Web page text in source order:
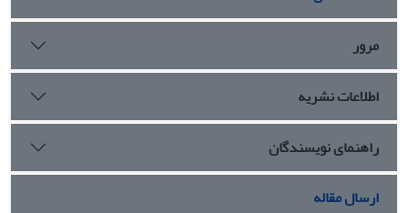
مرور
اطلاعات نشریه
راهنمای نویسندگان
ارسال مقاله